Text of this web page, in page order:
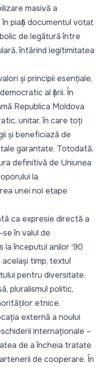
masivă a
piață documentul votat
de legătură între
întărind legitimitatea
și principii esențiale,
al țării. În
Republica Moldova
unitar, în care toți
și beneficiază de
garantate. Totodată,
definitivă de Uniunea
la
unei noi etape
ca expresie directă a
în valul de
începutul anilor ’90
timp, textul
pentru diversitate,
pluralismul politic,
etnice.
externă a noului
internaționale –
de a încheia tratate
de cooperare. În